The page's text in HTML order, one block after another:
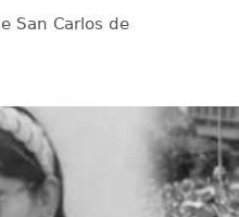
San Carlos de